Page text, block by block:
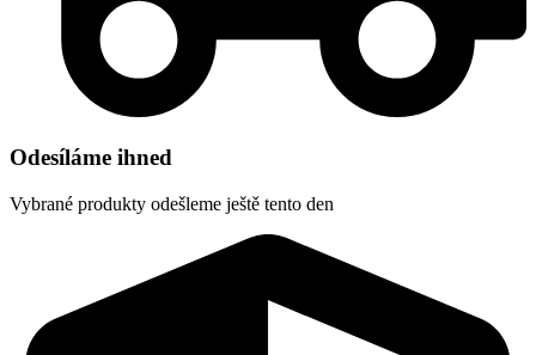
Odesíláme ihned
Vybrané produkty odešleme ještě tento den